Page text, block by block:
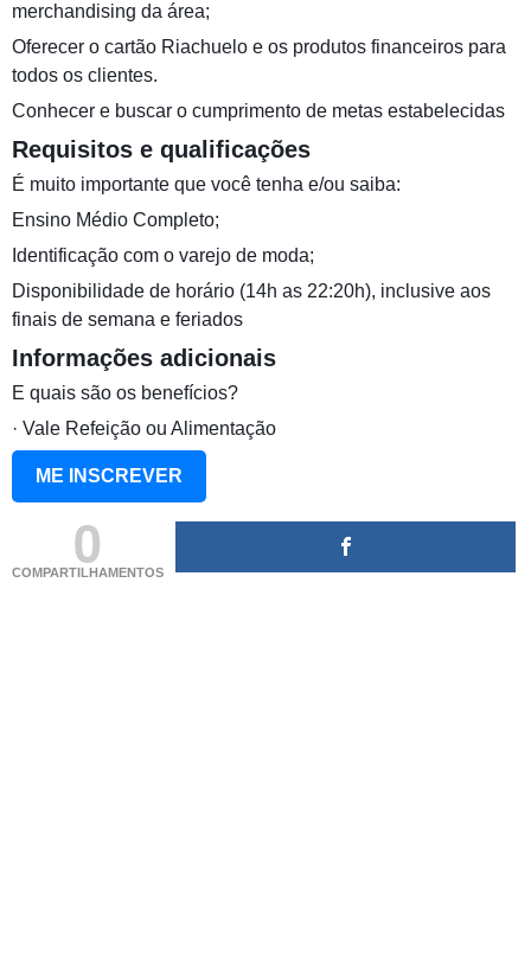
merchandising da área;
Oferecer o cartão Riachuelo e os produtos financeiros para
todos os clientes.
Conhecer e buscar o cumprimento de metas estabelecidas
Requisitos e qualificações
É muito importante que você tenha e/ou saiba:
Ensino Médio Completo;
Identificação com o varejo de moda;
Disponibilidade de horário (14h as 22:20h), inclusive aos
finais de semana e feriados
Informações adicionais
E quais são os benefícios?
· Vale Refeição ou Alimentação
ME INSCREVER
0
COMPARTILHAMENTOS